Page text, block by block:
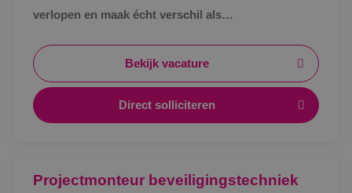
verlopen en maak écht verschil als
Bekijk vacature
Direct solliciteren
Projectmonteur beveiligingstechniek